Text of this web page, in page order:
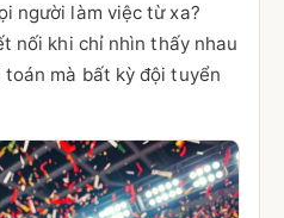
người làm việc từ xa?
nối khi chỉ nhìn thấy nhau
mà bất kỳ đội tuyển